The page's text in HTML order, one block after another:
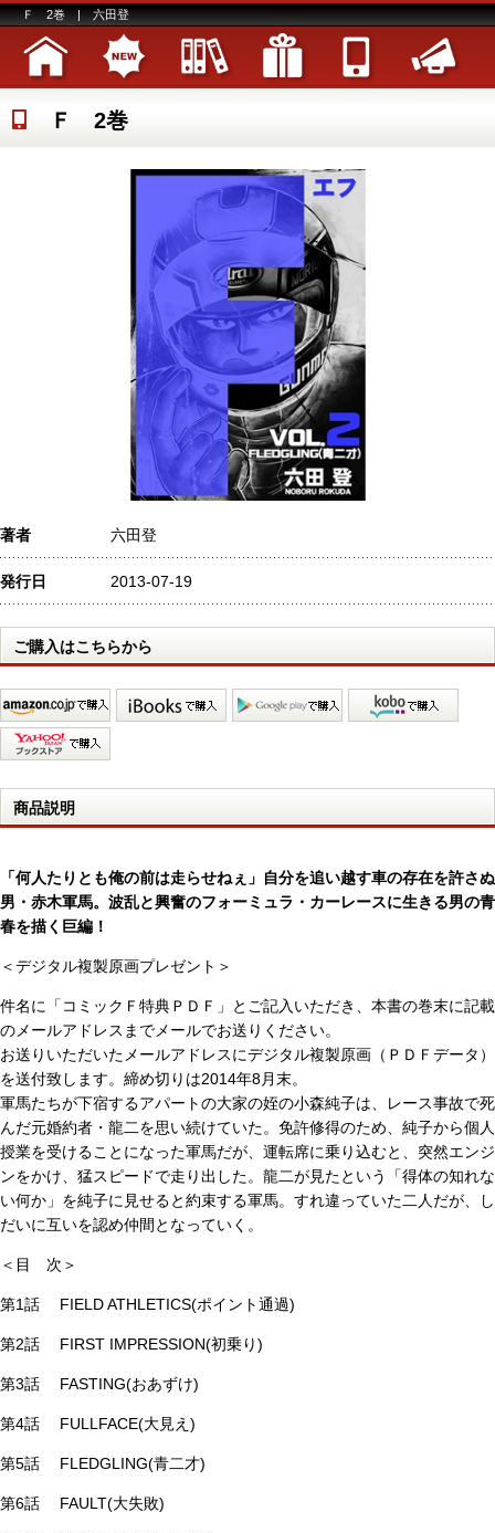
Ｆ 2巻 | 六田登
Ｆ 2巻
著者 六田登
発行日 2013-07-19
ご購入はこちらから
商品説明
「何人たりとも俺の前は走らせねぇ」自分を追い越す車の存在を許さぬ
男・赤木軍馬。波乱と興奮のフォーミュラ・カーレースに生きる男の青
春を描く巨編！
＜デジタル複製原画プレゼント＞
件名に「コミックＦ特典ＰＤＦ」とご記入いただき、本書の巻末に記載
のメールアドレスまでメールでお送りください。
お送りいただいたメールアドレスにデジタル複製原画（ＰＤＦデータ）
を送付致します。締め切りは2014年8月末。
軍馬たちが下宿するアパートの大家の姪の小森純子は、レース事故で死
んだ元婚約者・龍二を思い続けていた。免許修得のため、純子から個人
授業を受けることになった軍馬だが、運転席に乗り込むと、突然エンジ
ンをかけ、猛スピードで走り出した。龍二が見たという「得体の知れな
い何か」を純子に見せると約束する軍馬。すれ違っていた二人だが、し
だいに互いを認め仲間となっていく。
＜目 次＞
第1話 FIELD ATHLETICS(ポイント通過)
第2話 FIRST IMPRESSION(初乗り)
第3話 FASTING(おあずけ)
第4話 FULLFACE(大見え)
第5話 FLEDGLING(青二才)
第6話 FAULT(大失敗)